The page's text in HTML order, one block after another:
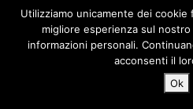
Italiano
Utilizziamo unicamente dei
migliore esperienza sul
informazioni personali.
acconsenti il
Ok